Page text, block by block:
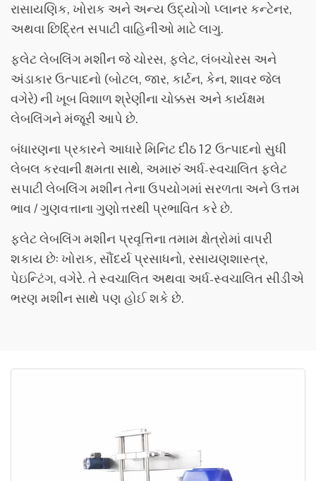
રાસાયણિક, ખોરાક અને અન્ય ઉદ્યોગો પ્લાનર કન્ટેનર,
અથવા છિદ્રિત સપાટી વાહિનીઓ માટે લાગુ.
ફ્લેટ લેબલિંગ મશીન જે ચોરસ, ફ્લેટ, લંબચોરસ અને
અંડાકાર ઉત્પાદનો (બોટલ, જાર, કાર્ટન, કેન, શાવર જેલ
વગેરે) ની ખૂબ વિશાળ શ્રેણીના ચોક્કસ અને કાર્યક્ષમ
લેબલિંગને મંજૂરી આપે છે.
બંધારણના પ્રકારને આધારે મિનિટ દીઠ 12 ઉત્પાદનો સુધી
લેબલ કરવાની ક્ષમતા સાથે, અમારું અર્ધ-સ્વચાલિત ફ્લેટ
સપાટી લેબલિંગ મશીન તેના ઉપયોગમાં સરળતા અને ઉત્તમ
ભાવ / ગુણવત્તાના ગુણોત્તરથી પ્રભાવિત કરે છે.
ફ્લેટ લેબલિંગ મશીન પ્રવૃત્તિના તમામ ક્ષેત્રોમાં વાપરી
શકાય છે: ખોરાક, સૌંદર્ય પ્રસાધનો, રસાયણશાસ્ત્ર,
પેઇન્ટિંગ, વગેરે. તે સ્વચાલિત અથવા અર્ધ-સ્વચાલિત સીડીએ
ભરણ મશીન સાથે પણ હોઈ શકે છે.